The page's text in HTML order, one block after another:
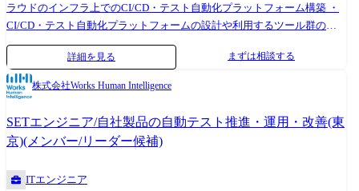
て携わる人も双方得をしない、解決すべき古い商習慣が数多く存在して
います。 そういった古い商習慣を変えるべく、TERASSでは不動産取引
における解決すべき課題を洗い出し、分析し、優先順位をつけながら当
社では年間2～3つの新規プロダクトを開発しています。
ラウドのインフラ上でのCI/CD・テスト自動化プラットフォーム構築 ・
CI/CD・テスト自動化プラットフォームの設計や利用するツール群の選
定 <具体的には> 画像認識ソフトウェアを対象とした、 ①ソフトウェア
構成管理ツール(Git)を活用した、CI/CDシステムの構築。 ※:GitのCI/CD
の機能を使った、CI/CDシステムの構築。 ②オンプレミスとクラウドの
テスト自動化プラットフォームの構築。 ※:オンプレミスとクラウドの両
方を活用した、テスト自動化環境のプラットフォーム設計と構築。
③CI/CD・テスト自動化プラットフォームで利用するツール群の選定 ※:
オープンソースソフトウェアや有償ツールなどのCI/CDやテスト自動化
語/環境/ツール/資格等> ・開発言語:C/C++ ・リポジトリ管理ツー
詳細を見る まずは相談する
株式会社Works Human Intelligence
SETエンジニア/自社製品の自動テスト推進・運用・改善(東
京)(メンバー/リーダー候補)
ITエンジニア